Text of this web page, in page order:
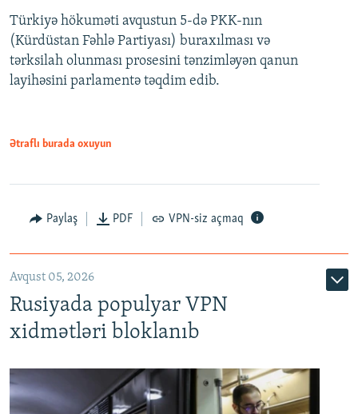
Auto 240p 360p 480p
720p 1080p
360p
480p
Türkiyə hökuməti avqustun 5-də PKK-nın
(Kürdüstan Fəhlə Partiyası) buraxılması və
tərksilah olunması prosesini tənzimləyən qanun
layihəsini parlamentə təqdim edib.
Ətraflı burada oxuyun
Paylaş PDF VPN-siz açmaq
Avqust 05, 2026
Rusiyada populyar VPN
xidmətləri bloklanıb